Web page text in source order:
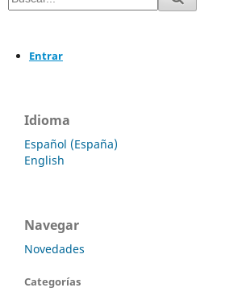
Entrar
Idioma
Español (España)
English
Navegar
Novedades
Categorías